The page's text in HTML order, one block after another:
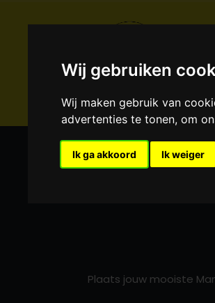
Wij gebruiken
Wij maken gebruik van
advertenties te tonen, om
Ik ga akkoord Ik weiger
Plaats jouw mooiste